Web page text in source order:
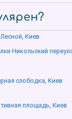
Киев
Никольский
слободка, Киев
площадь, Киев